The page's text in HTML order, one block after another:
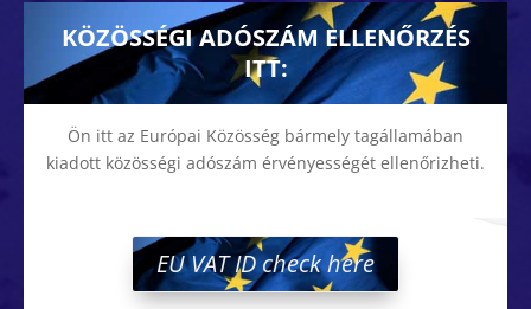
KÖZÖSSÉGI ADÓSZÁM ELLENŐRZÉS
ITT:
Ön itt az Európai Közösség bármely tagállamában
kiadott közösségi adószám érvényességét ellenőrizheti.
EU VAT ID check here